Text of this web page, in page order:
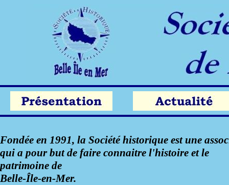
Fondée en 1991, la Société historique est une
qui a pour but de faire connaitre l'histoire et le
patrimoine de
Belle-Île-en-Mer.